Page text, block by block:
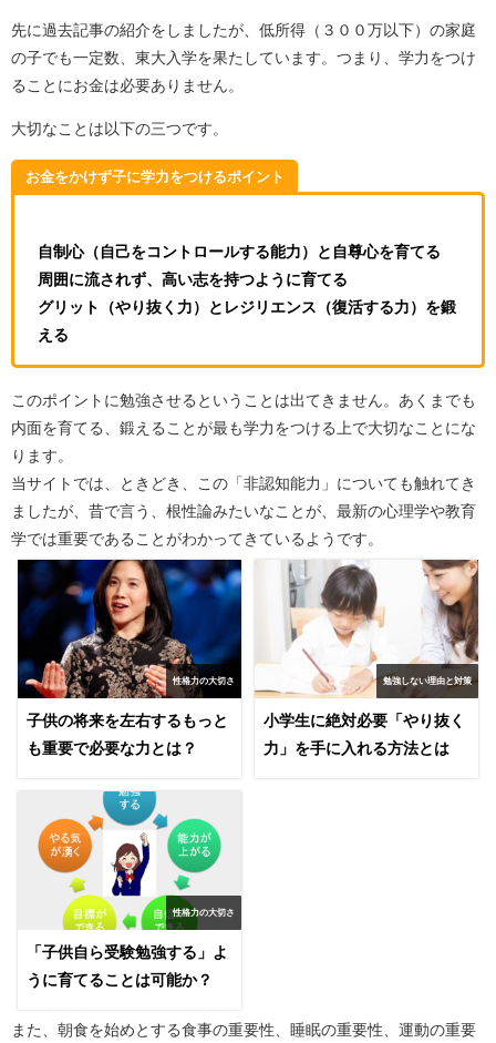
先に過去記事の紹介をしましたが、低所得（３００万以下）の家庭
の子でも一定数、東大入学を果たしています。つまり、学力をつけ
ることにお金は必要ありません。
大切なことは以下の三つです。
お金をかけず子に学力をつけるポイント
自制心（自己をコントロールする能力）と自尊心を育てる
周囲に流されず、高い志を持つように育てる
グリット（やり抜く力）とレジリエンス（復活する力）を鍛
える
このポイントに勉強させるということは出てきません。あくまでも
内面を育てる、鍛えることが最も学力をつける上で大切なことにな
ります。
当サイトでは、ときどき、この「非認知能力」についても触れてき
ましたが、昔で言う、根性論みたいなことが、最新の心理学や教育
学では重要であることがわかってきているようです。
性格力の大切さ
子供の将来を左右するもっと
も重要で必要な力とは？
勉強しない理由と対策
小学生に絶対必要「やり抜く
力」を手に入れる方法とは
性格力の大切さ
「子供自ら受験勉強する」よ
うに育てることは可能か？
また、朝食を始めとする食事の重要性、睡眠の重要性、運動の重要